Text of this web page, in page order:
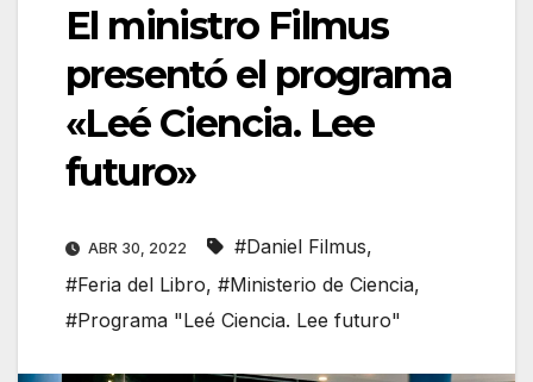
El ministro Filmus
presentó el programa
«Leé Ciencia. Lee
futuro»
ABR 30, 2022 #Daniel Filmus,
#Feria del Libro, #Ministerio de Ciencia,
#Programa "Leé Ciencia. Lee futuro"